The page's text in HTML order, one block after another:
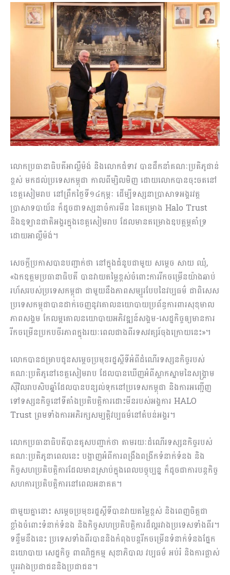
លោកប្រធានាធិបតីអាល្លឺម៉ង់ និងលោកជំទាវ បានដឹកនាំគណៈប្រតិភូជាន់
ខ្ពស់ មកដល់ប្រទេសកម្ពុជា កាលពីម្សិលមិញ ដោយលោកបានចុះចតនៅ
ខេត្តសៀមរាប នៅព្រឹកថ្ងៃទី១៤កុម្ភៈ ដើម្បីទស្សនាប្រាសាទអង្គរវត្ត
ប្រាសាទបាយ័ន ក៏ដូចជាទស្សនាចំការមីន នៃគម្រោង Halo Trust
និងឧទ្យានជាតិអង្គរក្នុងខេត្តសៀមរាប ដែលមានគម្រោងឧបត្ថម្ភគាំទ្រ
ដោយអាល្លឺម៉ង់។
សេចក្តីប្រកាសបានបញ្ជាក់ថា នៅក្នុងជំនួបជាមួយ សម្តេច សាយ ឈុំ,
«ឯកឧត្តមប្រធានាធិបតី បានវាយតម្លៃខ្ពស់ចំពោះការរីកចម្រើនយ៉ាងឆាប់
រហ័សរបស់ប្រទេសកម្ពុជា ជាមួយនឹងភាពសម្បួរបែបនៃវប្បធម៌ ជាពិសេស
ប្រទេសកម្ពុជាបានដាក់ចេញនូវគោលនយោបាយប្រព័ន្ធការពារសុខុមាល
ភាពសង្គម កែលម្អគោលនយោបាយអភិវឌ្ឍន៍សង្គម-សេដ្ឋកិច្ចឲ្យមានការ
រីកចម្រើនប្រកបចីរភាពក្នុងរយៈពេលជាងពីរទសវត្សរ៍ចុងក្រោយនេះ»។
លោកបានជម្រាបជូនសម្តេចប្រមុខរដ្ឋស្តីទីអំពីដំណើរទស្សនកិច្ចរបស់
គណៈប្រតិភូនៅខេត្តសៀមរាប ដែលបានឃើញអំពីស្លាកស្នាមនៃសង្គ្រាម
ស៊ីវិលរាបសិបឆ្នាំដែលបានបន្សល់ទុកនៅប្រទេសកម្ពុជា និងការអញ្ជើញ
ទៅទស្សនកិច្ចនៅទីតាំងប្រតិបត្តិការដោះមីនរបស់អង្គការ HALO
Trust ព្រមទាំងការអភិរក្សសម្បត្តិវប្បធម៌នៅតំបន់អង្គរ។
លោកប្រធានាធិបតីបានគូសបញ្ជាក់ថា តាមរយៈដំណើរទស្សនកិច្ចរបស់
គណៈប្រតិភូនាពេលនេះ បង្ហាញអំពីការពង្រឹងពង្រីកទំនាក់ទំនង និង
កិច្ចសហប្រតិបត្តិការដែលមានស្រាប់ក្នុងពេលបច្ចុប្បន្ន ក៏ដូចជាការបន្តកិច្ច
សហការប្រតិបត្តិការនៅពេលអនាគត។
ជាមួយគ្នានោះ សម្តេចប្រមុខរដ្ឋស្តីទីបានវាយតម្លៃខ្ពស់ និងពេញចិត្តជា
ខ្លាំងចំពោះទំនាក់ទំនង និងកិច្ចសហប្រតិបត្តិការដ៏ល្អរវាងប្រទេសទាំងពីរ។
ទន្ទឹមនឹងនេះ ប្រទេសទាំងពីរបាននិងកំពុងបន្តរីកចម្រើនទំនាក់ទំនងផ្នែក
នយោបាយ សេដ្ឋកិច្ច ពាណិជ្ជកម្ម សុខាភិបាល វប្បធម៌ អប់រំ និងការផ្លាស់
ប្តូររវាងប្រជាជននិងប្រជាជន។